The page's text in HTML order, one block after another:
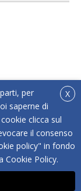
adatto
X
per
saperne di
clicca sul
il consenso
policy" in fondo
Cookie Policy.